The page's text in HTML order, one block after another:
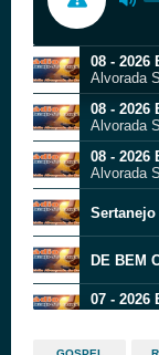
08 - 2026
08 - 2026
08 - 2026
DE BEM
07 - 2026
07 - 2026